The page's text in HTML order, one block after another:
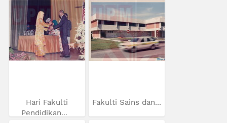
Hari Fakulti
Pendidikan...
Fakulti Sains dan...